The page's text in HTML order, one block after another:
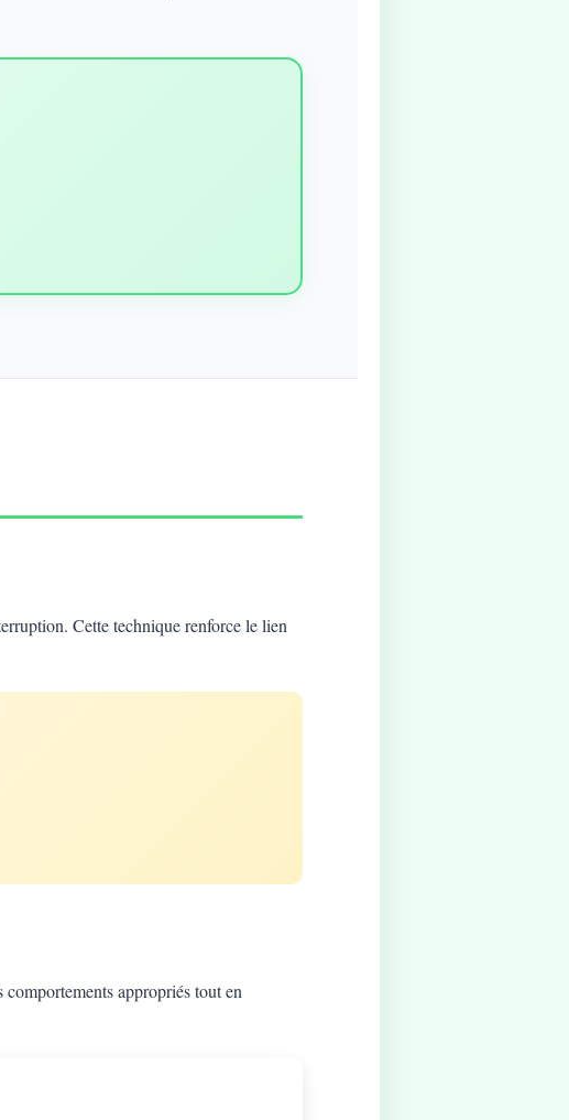
Cette technique renforce le lien
appropriés tout en